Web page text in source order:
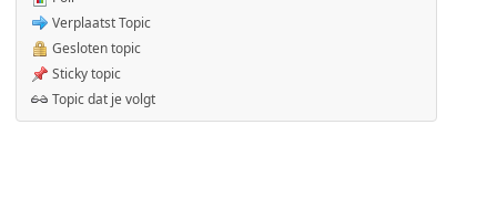
Verplaatst Topic
Gesloten topic
Sticky topic
Topic dat je volgt